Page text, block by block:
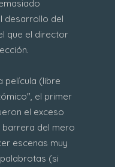
desarrollo del
que el director
película (libre
el primer
el exceso
barrera del mero
escenas muy
(si